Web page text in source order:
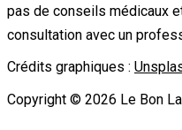
pas de conseils médicaux
consultation avec un
Crédits graphiques :
Copyright © 2026 Le Bon